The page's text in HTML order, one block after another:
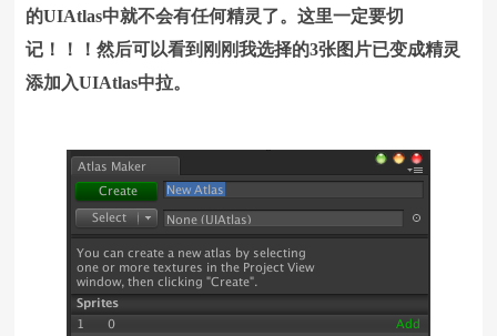
的UIAtlas中就不会有任何精灵了。这里一定要切
记！！！然后可以看到刚刚我选择的3张图片已变成精灵
添加入UIAtlas中拉。